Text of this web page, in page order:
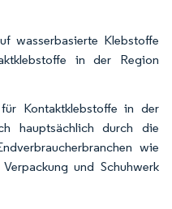
wasserbasierte Klebstoffe
in der Region
Kontaktklebstoffe in der
hauptsächlich durch die
wie
und Schuhwerk